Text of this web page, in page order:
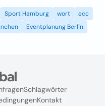
Sport Hamburg wort
ecc
Eventplanung Berlin
Schlagwörter
Kontakt